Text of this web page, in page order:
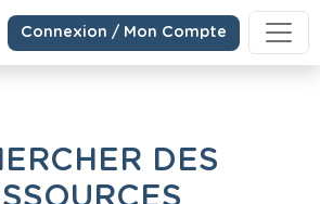
Connexion / Mon Compte
DES